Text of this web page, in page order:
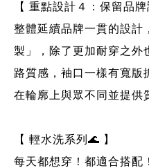
【 重點設計４：保留品牌
整體延續品牌一貫的設計
製」，除了更加耐穿之外
路質感，袖口一樣有寬版
在輪廓上與眾不同並提供
【 輕水洗系列 🌊 】
每天都想穿！都適合搭配